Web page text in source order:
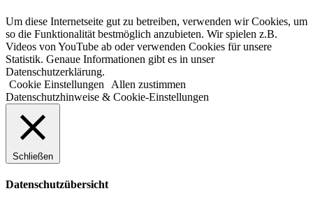
Um diese Internetseite gut zu betreiben, verwenden wir Cookies, um
so die Funktionalität bestmöglich anzubieten. Wir spielen z.B.
Videos von YouTube ab oder verwenden Cookies für unsere
Statistik. Genaue Informationen gibt es in unser
Datenschutzerklärung.
Cookie Einstellungen
Allen zustimmen
Datenschutzhinweise & Cookie-Einstellungen
Schließen
Datenschutzübersicht